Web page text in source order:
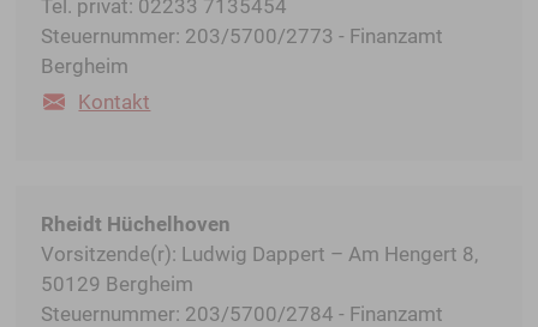
Tel. privat: 02233 7135454
Steuernummer: 203/5700/2773 - Finanzamt
Bergheim
Kontakt
Rheidt Hüchelhoven
Vorsitzende(r): Ludwig Dappert – Am Hengert 8,
50129 Bergheim
Steuernummer: 203/5700/2784 - Finanzamt